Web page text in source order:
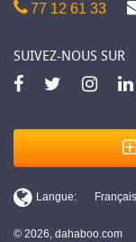
77 12 61 33
SUIVEZ-NOUS SUR
© 2026, dahaboo.com